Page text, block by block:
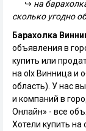
↪ на
сколько угодно
Барахолка
объявления в
купить или
на olx Винница и
область). У нас
и компаний в
Онлайн» - все
Хотели купить на